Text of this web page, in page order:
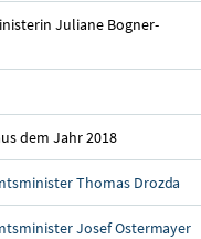
Juliane Bogner-
dem Jahr 2018
Thomas Drozda
Josef Ostermayer